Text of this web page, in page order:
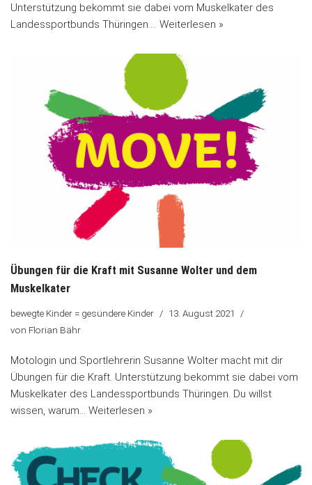
Unterstützung bekommt sie dabei vom Muskelkater des
Landessportbunds Thüringen.… Weiterlesen »
Übungen für die Kraft mit Susanne Wolter und dem
Muskelkater
bewegte Kinder = gesündere Kinder
13. August 2021
von Florian Bähr
Motologin und Sportlehrerin Susanne Wolter macht mit dir
Übungen für die Kraft. Unterstützung bekommt sie dabei vom
Muskelkater des Landessportbunds Thüringen. Du willst
wissen, warum… Weiterlesen »